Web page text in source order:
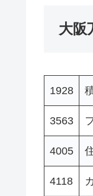
大阪
1928
3563
4005
4118